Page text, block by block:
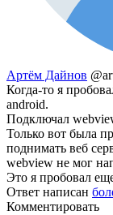
Артём Дайнов
Когда-то я
android.
Подключал
Только вот была
поднимать веб
webview не мог
Это я пробовал
Ответ написан
Комментировать